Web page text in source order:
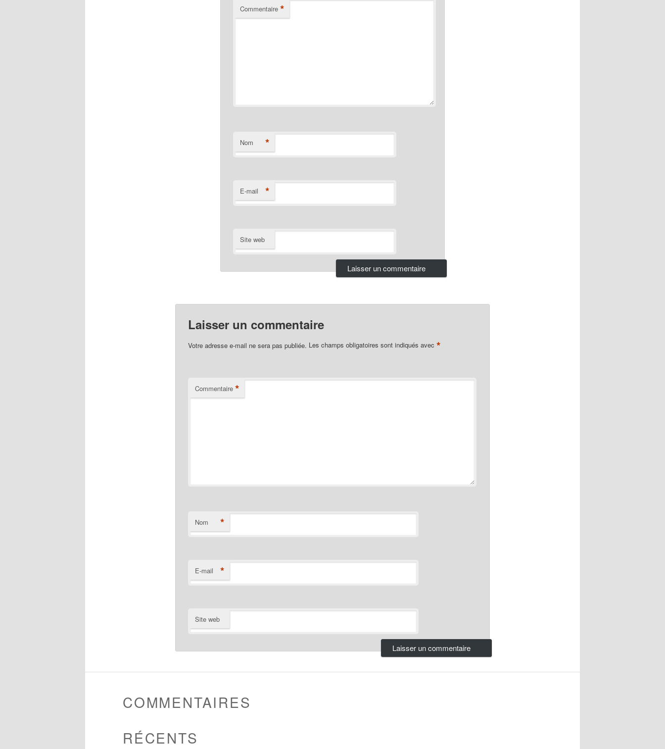
Commentaire *
Nom *
E-mail *
Site web
Laisser un commentaire
Votre adresse e-mail ne sera pas publiée. Les champs obligatoires sont indiqués avec *
Commentaire *
Nom *
E-mail *
Site web
COMMENTAIRES
RÉCENTS